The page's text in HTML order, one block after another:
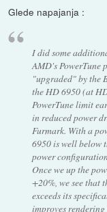
Glede napajanja :
I did some
AMD's PowerTune
"upgraded" by the
the HD 6950 (at
PowerTune limit
in reduced power
Furmark. With a
6950 is well below
power
Once we up the
+20%, we see that
exceeds its
improves